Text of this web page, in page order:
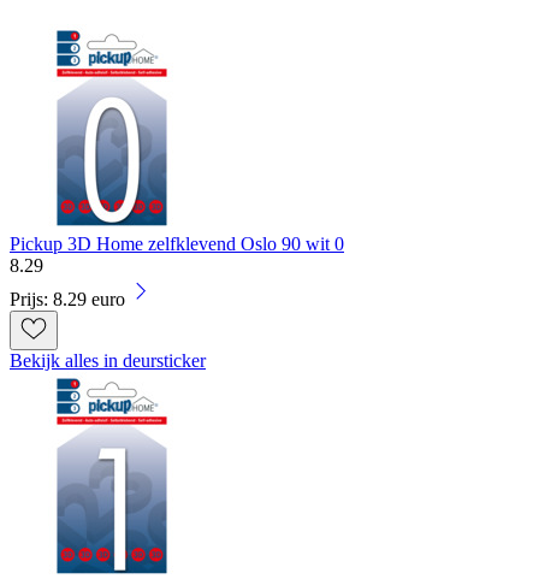
Pickup 3D Home zelfklevend Oslo 90 wit 0
8.29
Prijs: 8.29 euro
Bekijk alles in deursticker